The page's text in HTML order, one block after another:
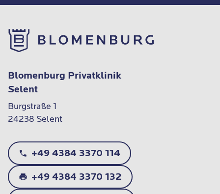
Blomenburg Privatklinik
Selent
Burgstraße 1
24238 Selent
+49 4384 3370 114
+49 4384 3370 132